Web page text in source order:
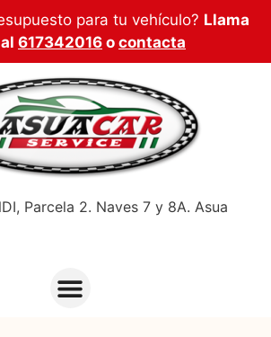
para tu vehículo? Llama
617342016 o contacta
Parcela 2. Naves 7 y 8A. Asua